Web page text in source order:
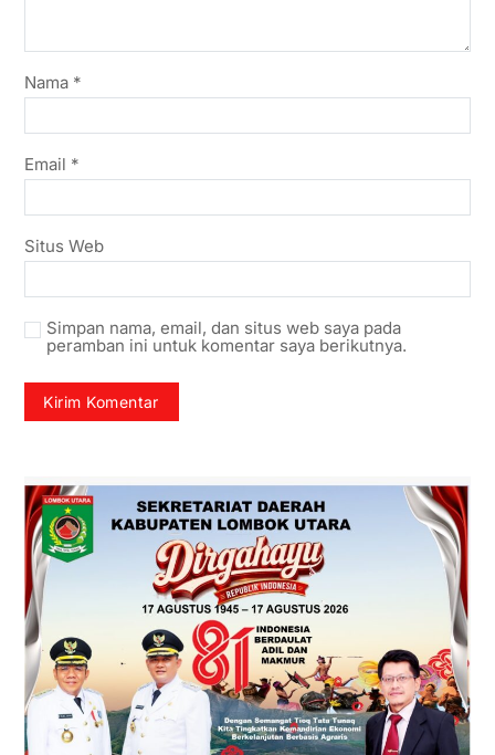
Nama *
Email *
Situs Web
Simpan nama, email, dan situs web saya pada
peramban ini untuk komentar saya berikutnya.